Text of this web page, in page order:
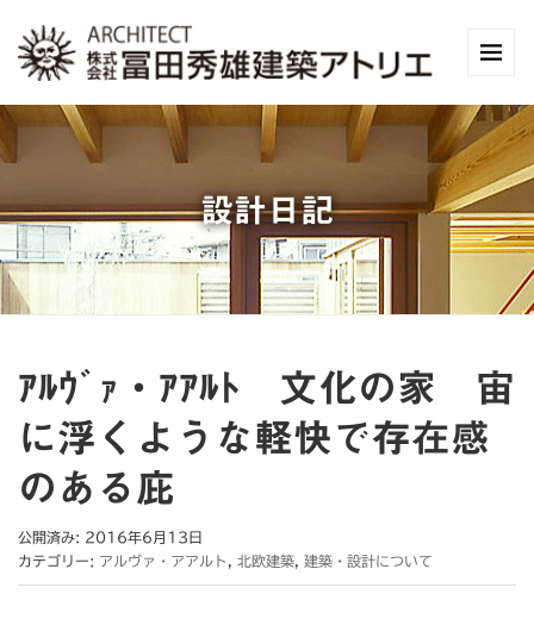
設計日記
ｱﾙｳﾞｧ・ｱｱﾙﾄ 文化の家 宙
に浮くような軽快で存在感
のある庇
公開済み: 2016年6月13日
カテゴリー: アルヴァ・アアルト 北欧建築 建築・設計について